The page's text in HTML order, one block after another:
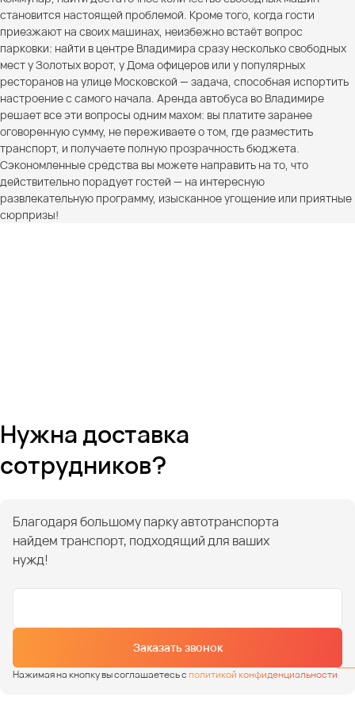
становится настоящей проблемой. Кроме того, когда гости
приезжают на своих машинах, неизбежно встаёт вопрос
парковки: найти в центре Владимира сразу несколько свободных
мест у Золотых ворот, у Дома офицеров или у популярных
ресторанов на улице Московской — задача, способная испортить
настроение с самого начала. Аренда автобуса во Владимире
решает все эти вопросы одним махом: вы платите заранее
оговоренную сумму, не переживаете о том, где разместить
транспорт, и получаете полную прозрачность бюджета.
Сэкономленные средства вы можете направить на то, что
действительно порадует гостей — на интересную
развлекательную программу, изысканное угощение или приятные
сюрпризы!
Нужна доставка
сотрудников?
Благодаря большому парку автотранспорта
найдем транспорт, подходящий для ваших
нужд!
Заказать звонок
Нажимая на кнопку вы соглашаетесь сполитикой конфиденциальности